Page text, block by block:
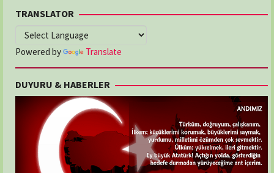
TRANSLATOR
Powered by Translate
DUYURU & HABERLER